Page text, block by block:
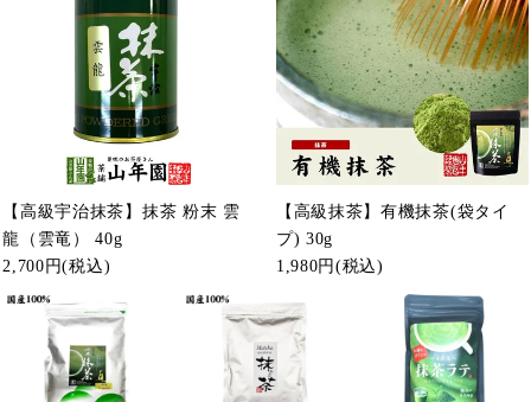
【高級宇治抹茶】抹茶 粉末 雲
龍（雲竜） 40g
2,700円(税込)
【高級抹茶】有機抹茶(袋タイ
プ) 30g
1,980円(税込)